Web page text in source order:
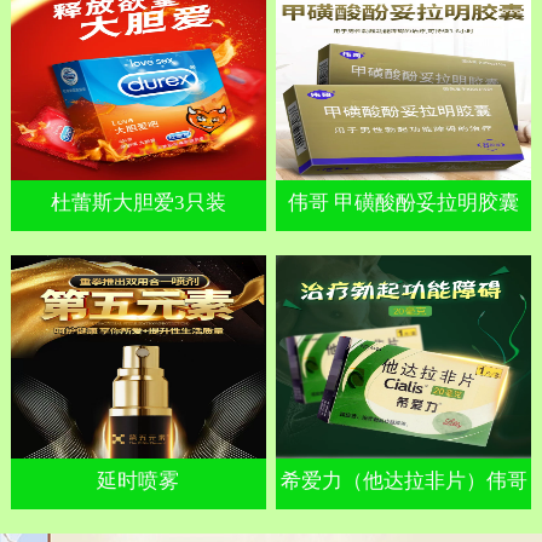
杜蕾斯大胆爱3只装 伟哥 甲磺酸酚妥拉明胶囊
延时喷雾 希爱力（他达拉非片）伟哥